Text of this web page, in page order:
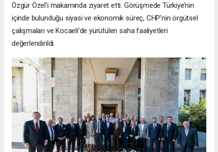
Özgür Özel’i makamında ziyaret etti. Görüşmede Türkiye’nin
içinde bulunduğu siyasi ve ekonomik süreç, CHP’nin örgütsel
çalışmaları ve Kocaeli’de yürütülen saha faaliyetleri
değerlendirildi.